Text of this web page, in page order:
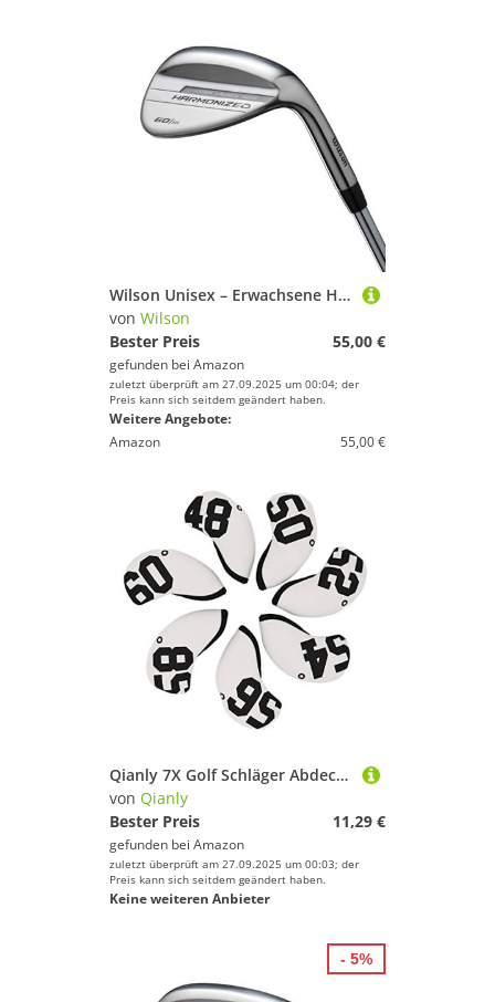
Wilson Unisex – Erwachsene Harmonized 60 RH Wedge Steel, Silber/Schwarz, Keine Größe
von Wilson
Bester Preis
55,00 €
gefunden bei Amazon
zuletzt überprüft am 27.09.2025 um 00:04; der
Preis kann sich seitdem geändert haben.
Weitere Angebote:
Amazon
55,00 €
Qianly 7X Golf Schläger Abdeckung für 60°, 48°, 50°, 52°, 54°, 56°, 58° Wedges für Unterwegs, WEIß
von Qianly
Bester Preis
11,29 €
gefunden bei Amazon
zuletzt überprüft am 27.09.2025 um 00:03; der
Preis kann sich seitdem geändert haben.
Keine weiteren Anbieter
- 5%